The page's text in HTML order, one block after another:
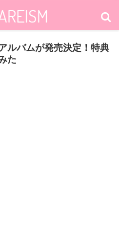
ルバムが発売決定！特典
た